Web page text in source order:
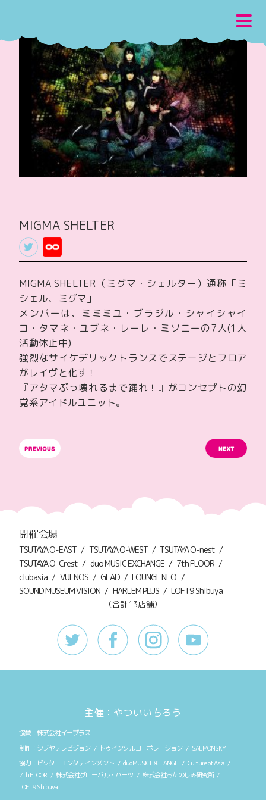
MIGMA SHELTER
MIGMA SHELTER（ミグマ・シェルター）通称「ミ
シェル、ミグマ」
メンバーは、ミミミユ・ブラジル・シャイシャイ
コ・タマネ・ユブネ・レーレ・ミソニーの7人(1人
活動休止中)
強烈なサイケデリックトランスでステージとフロア
がレイヴと化す！
『アタマぶっ壊れるまで踊れ！』がコンセプトの幻
覚系アイドルユニット。
開催会場
TSUTAYA O-EAST TSUTAYA O-WEST
TSUTAYA O-nest
TSUTAYA O-Crest
duo MUSIC EXCHANGE
7th FLOOR
clubasia
VUENOS GLAD
LOUNGE NEO
SOUND MUSEUM VISION
HARLEM PLUS LOFT9 Shibuya
（合計13店舗）
主催：やついいちろう
株式会社イープラス
シブヤテレビジョン
トゥインクルコーポレーション
SALMONSKY
ビクターエンタテインメント
duo MUSIC EXCHANGE
Culture of Asia
7th FLOOR
株式会社グローバル・ハーツ
株式会社おたのしみ研究所
LOFT9 Shibuya